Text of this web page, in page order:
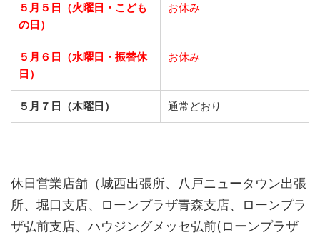
５月５日（火曜日・こども
の日）
お休み
５月６日（水曜日・振替休
日）
お休み
５月７日（木曜日） 通常どおり
休日営業店舗（城西出張所、八戸ニュータウン出張
所、堀口支店、ローンプラザ青森支店、ローンプラ
ザ弘前支店、ハウジングメッセ弘前(ローンプラザ